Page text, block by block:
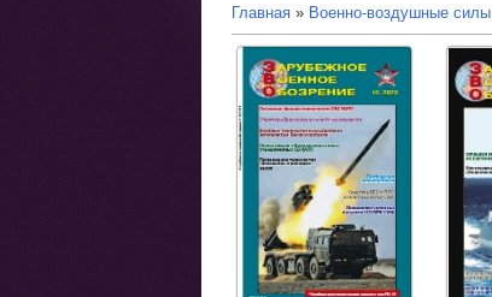
Главная Военно-воздушные силы